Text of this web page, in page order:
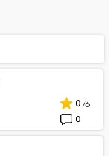
0
0